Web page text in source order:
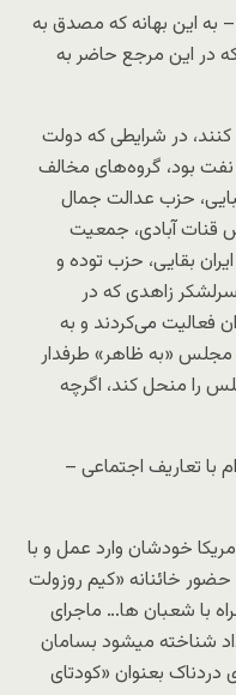
– به این بهانه که مصدق به
در این مرجع حاضر به
در شرایطی که دولت
نفت بود، گروه‌های مخالف
حزب عدالت جمال
آبادی، جمعیت
بقایی، حزب توده و
زاهدی که در
می‌کردند و به
مجلس «به ظاهر» طرفدار
را منحل کند، اگرچه
با تعاریف اجتماعی –
خودشان وارد عمل و با
حضور خائنانه «کیم روزولت
با شعبان ها… ماجرای
را که به نام کوتای ۲۸ مرداد شناخته میشود بسامان
دردناک بعنوان «کودتای